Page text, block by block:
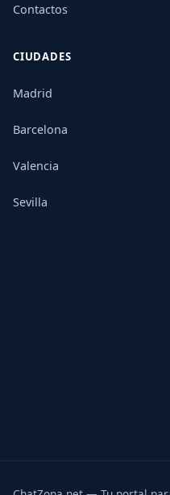
Contactos
CIUDADES
Madrid
Barcelona
Valencia
Sevilla